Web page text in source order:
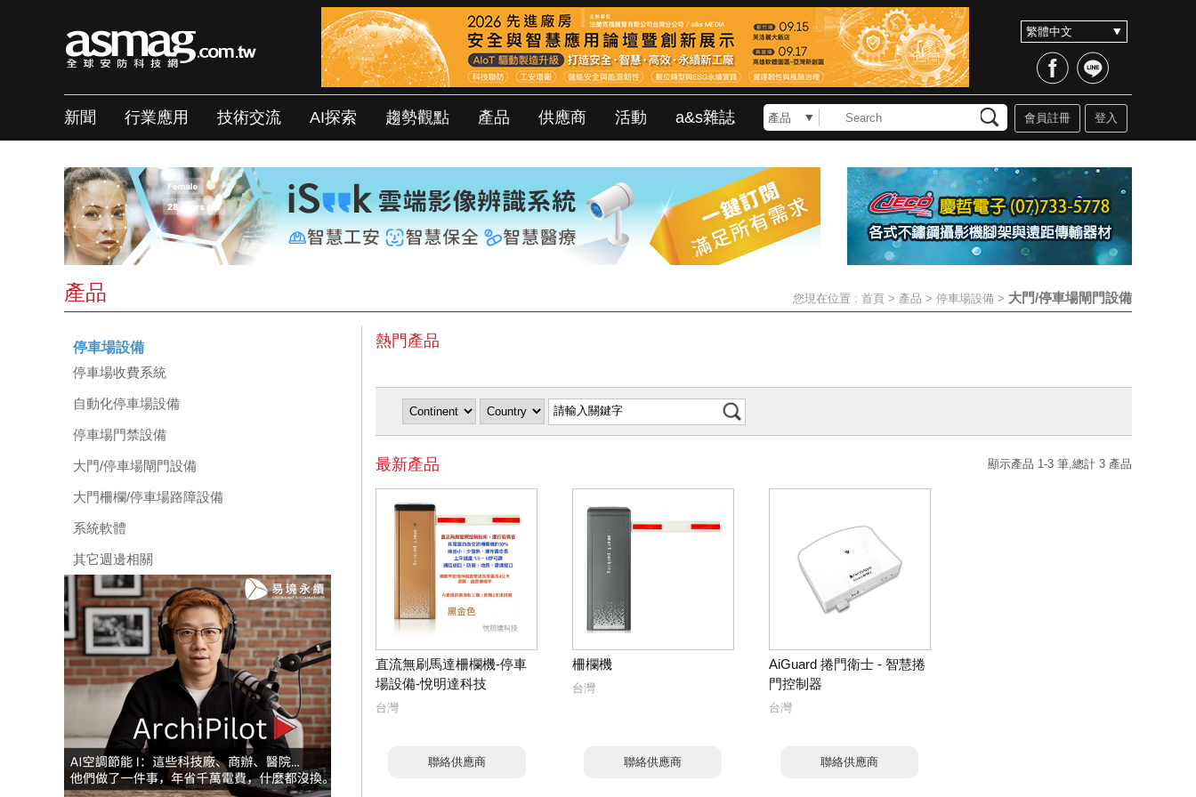
新聞 行業應用 技術交流 AI探索 趨勢觀點 產品 供應商 活動 a&s雜誌 登入
會員註冊
您現在位置 : 首頁 > 產品 > 停車場設備 > 大門/停車場閘門設備
產品
停車場設備
停車場收費系統
自動化停車場設備
停車場門禁設備
大門/停車場閘門設備
大門柵欄/停車場路障設備
系統軟體
其它週邊相關
熱門產品
最新產品 顯示產品 1-3 筆,總計 3 產品
直流無刷馬達柵欄機-停車
場設備-悅明達科技
台灣
聯絡供應商
柵欄機
台灣
聯絡供應商
AiGuard 捲門衛士 - 智慧捲
門控制器
台灣
聯絡供應商